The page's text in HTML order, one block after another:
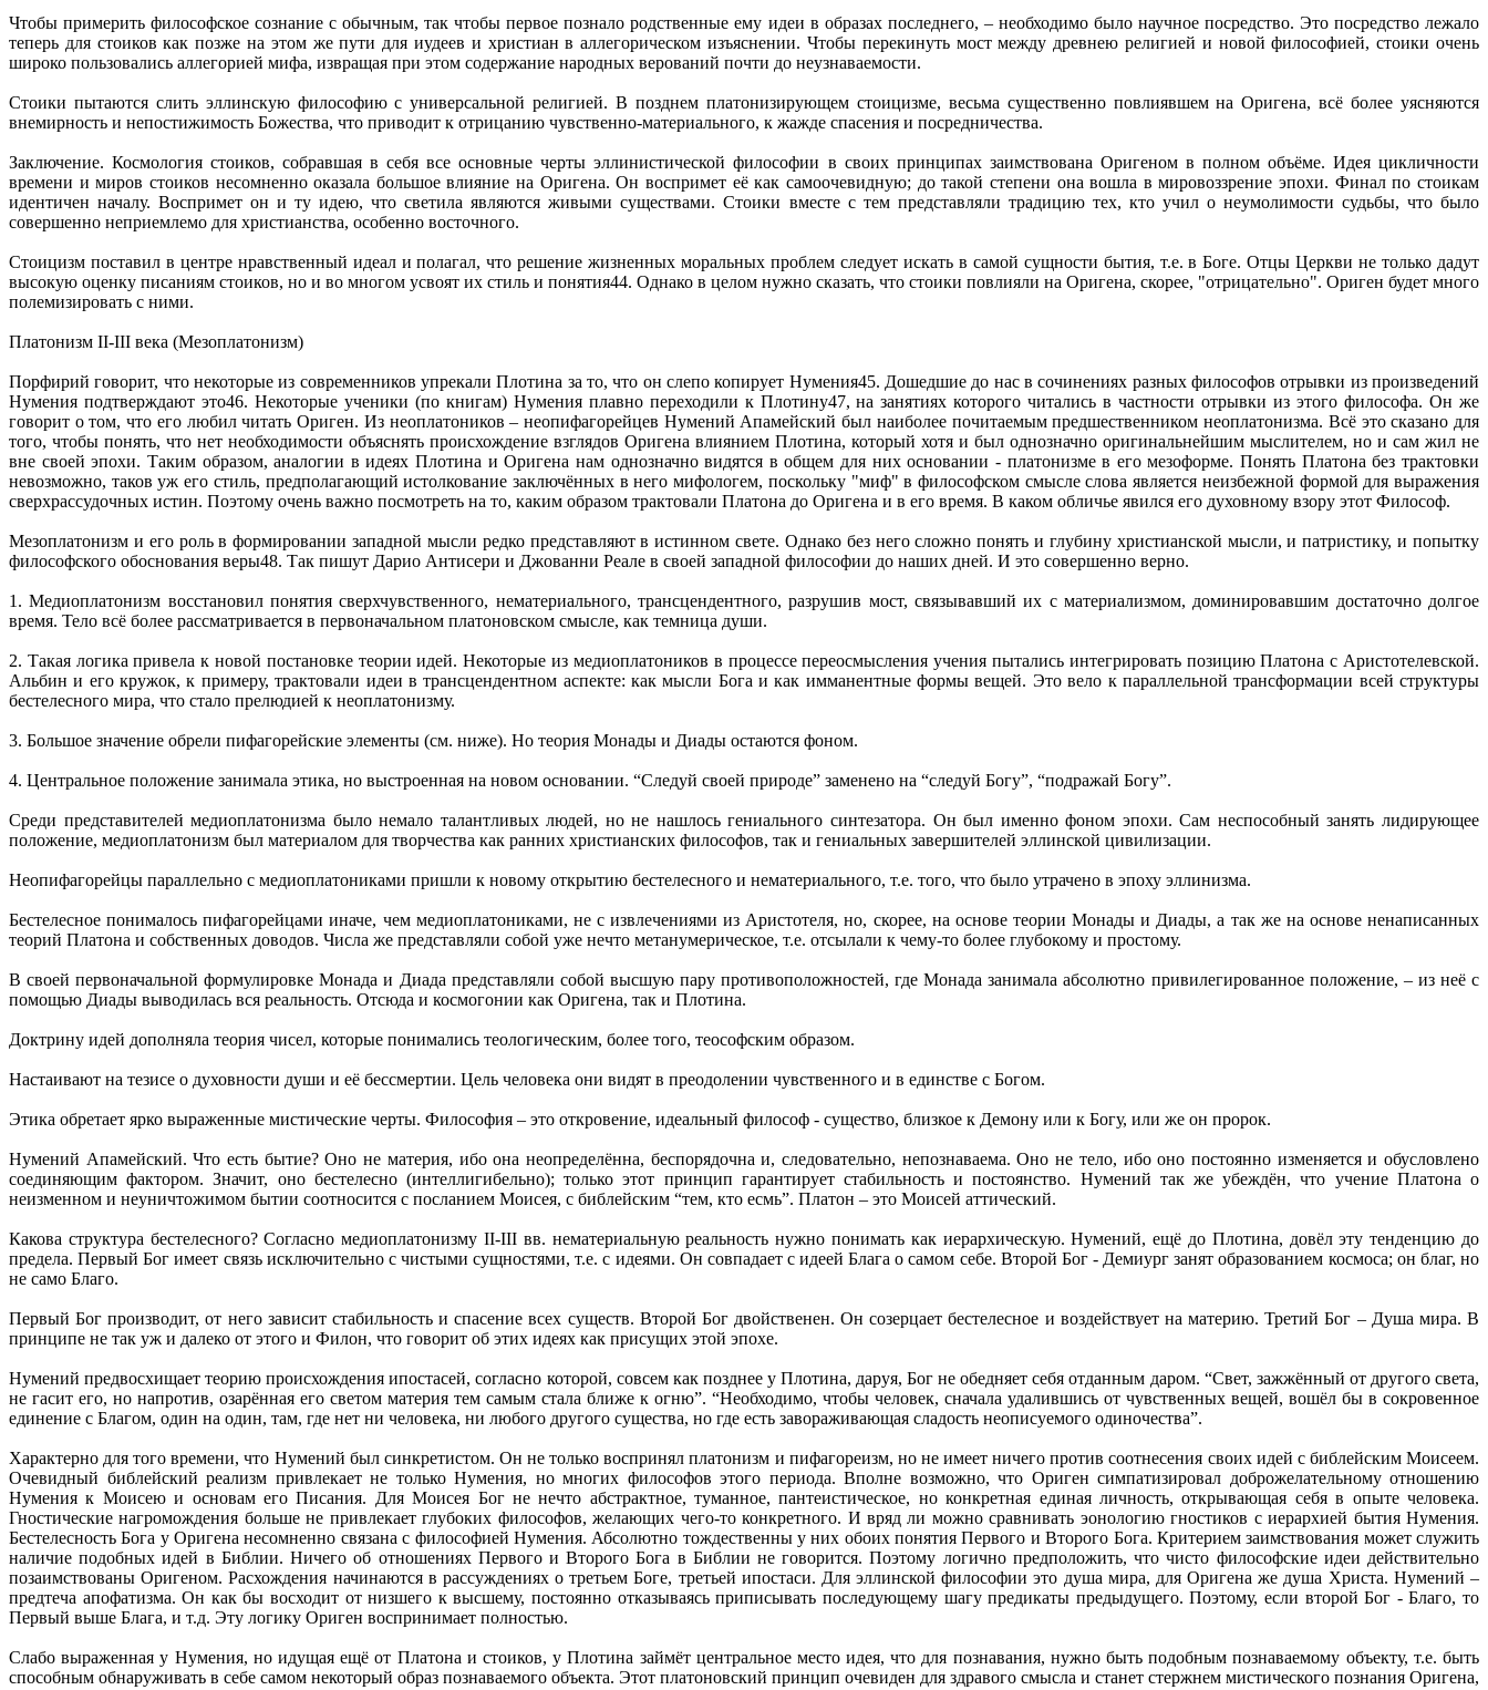
Чтобы примерить философское сознание с обычным, так чтобы первое познало родственные ему идеи в образах последнего, – необходимо было научное посредство. Это посредство лежало
теперь для стоиков как позже на этом же пути для иудеев и христиан в аллегорическом изъяснении. Чтобы перекинуть мост между древнею религией и новой философией, стоики очень
широко пользовались аллегорией мифа, извращая при этом содержание народных верований почти до неузнаваемости.
Стоики пытаются слить эллинскую философию с универсальной религией. В позднем платонизирующем стоицизме, весьма существенно повлиявшем на Оригена, всё более уясняются
внемирность и непостижимость Божества, что приводит к отрицанию чувственно-материального, к жажде спасения и посредничества.
Заключение. Космология стоиков, собравшая в себя все основные черты эллинистической философии в своих принципах заимствована Оригеном в полном объёме. Идея цикличности
времени и миров стоиков несомненно оказала большое влияние на Оригена. Он воспримет её как самоочевидную; до такой степени она вошла в мировоззрение эпохи. Финал по стоикам
идентичен началу. Воспримет он и ту идею, что светила являются живыми существами. Стоики вместе с тем представляли традицию тех, кто учил о неумолимости судьбы, что было
совершенно неприемлемо для христианства, особенно восточного.
Стоицизм поставил в центре нравственный идеал и полагал, что решение жизненных моральных проблем следует искать в самой сущности бытия, т.е. в Боге. Отцы Церкви не только дадут
высокую оценку писаниям стоиков, но и во многом усвоят их стиль и понятия44. Однако в целом нужно сказать, что стоики повлияли на Оригена, скорее, "отрицательно". Ориген будет много
полемизировать с ними.
Платонизм II-III века (Мезоплатонизм)
Порфирий говорит, что некоторые из современников упрекали Плотина за то, что он слепо копирует Нумения45. Дошедшие до нас в сочинениях разных философов отрывки из произведений
Нумения подтверждают это46. Некоторые ученики (по книгам) Нумения плавно переходили к Плотину47, на занятиях которого читались в частности отрывки из этого философа. Он же
говорит о том, что его любил читать Ориген. Из неоплатоников – неопифагорейцев Нумений Апамейский был наиболее почитаемым предшественником неоплатонизма. Всё это сказано для
того, чтобы понять, что нет необходимости объяснять происхождение взглядов Оригена влиянием Плотина, который хотя и был однозначно оригинальнейшим мыслителем, но и сам жил не
вне своей эпохи. Таким образом, аналогии в идеях Плотина и Оригена нам однозначно видятся в общем для них основании - платонизме в его мезоформе. Понять Платона без трактовки
невозможно, таков уж его стиль, предполагающий истолкование заключённых в него мифологем, поскольку "миф" в философском смысле слова является неизбежной формой для выражения
сверхрассудочных истин. Поэтому очень важно посмотреть на то, каким образом трактовали Платона до Оригена и в его время. В каком обличье явился его духовному взору этот Философ.
Мезоплатонизм и его роль в формировании западной мысли редко представляют в истинном свете. Однако без него сложно понять и глубину христианской мысли, и патристику, и попытку
философского обоснования веры48. Так пишут Дарио Антисери и Джованни Реале в своей западной философии до наших дней. И это совершенно верно.
1. Медиоплатонизм восстановил понятия сверхчувственного, нематериального, трансцендентного, разрушив мост, связывавший их с материализмом, доминировавшим достаточно долгое
время. Тело всё более рассматривается в первоначальном платоновском смысле, как темница души.
2. Такая логика привела к новой постановке теории идей. Некоторые из медиоплатоников в процессе переосмысления учения пытались интегрировать позицию Платона с Аристотелевской.
Альбин и его кружок, к примеру, трактовали идеи в трансцендентном аспекте: как мысли Бога и как имманентные формы вещей. Это вело к параллельной трансформации всей структуры
бестелесного мира, что стало прелюдией к неоплатонизму.
3. Большое значение обрели пифагорейские элементы (см. ниже). Но теория Монады и Диады остаются фоном.
4. Центральное положение занимала этика, но выстроенная на новом основании. “Следуй своей природе” заменено на “следуй Богу”, “подражай Богу”.
Среди представителей медиоплатонизма было немало талантливых людей, но не нашлось гениального синтезатора. Он был именно фоном эпохи. Сам неспособный занять лидирующее
положение, медиоплатонизм был материалом для творчества как ранних христианских философов, так и гениальных завершителей эллинской цивилизации.
Неопифагорейцы параллельно с медиоплатониками пришли к новому открытию бестелесного и нематериального, т.е. того, что было утрачено в эпоху эллинизма.
Бестелесное понималось пифагорейцами иначе, чем медиоплатониками, не с извлечениями из Аристотеля, но, скорее, на основе теории Монады и Диады, а так же на основе ненаписанных
теорий Платона и собственных доводов. Числа же представляли собой уже нечто метанумерическое, т.е. отсылали к чему-то более глубокому и простому.
В своей первоначальной формулировке Монада и Диада представляли собой высшую пару противоположностей, где Монада занимала абсолютно привилегированное положение, – из неё с
помощью Диады выводилась вся реальность. Отсюда и космогонии как Оригена, так и Плотина.
Доктрину идей дополняла теория чисел, которые понимались теологическим, более того, теософским образом.
Настаивают на тезисе о духовности души и её бессмертии. Цель человека они видят в преодолении чувственного и в единстве с Богом.
Этика обретает ярко выраженные мистические черты. Философия – это откровение, идеальный философ - существо, близкое к Демону или к Богу, или же он пророк.
Нумений Апамейский. Что есть бытие? Оно не материя, ибо она неопределённа, беспорядочна и, следовательно, непознаваема. Оно не тело, ибо оно постоянно изменяется и обусловлено
соединяющим фактором. Значит, оно бестелесно (интеллигибельно); только этот принцип гарантирует стабильность и постоянство. Нумений так же убеждён, что учение Платона о
неизменном и неуничтожимом бытии соотносится с посланием Моисея, с библейским “тем, кто есмь”. Платон – это Моисей аттический.
Какова структура бестелесного? Согласно медиоплатонизму II-III вв. нематериальную реальность нужно понимать как иерархическую. Нумений, ещё до Плотина, довёл эту тенденцию до
предела. Первый Бог имеет связь исключительно с чистыми сущностями, т.е. с идеями. Он совпадает с идеей Блага о самом себе. Второй Бог - Демиург занят образованием космоса; он благ, но
не само Благо.
Первый Бог производит, от него зависит стабильность и спасение всех существ. Второй Бог двойственен. Он созерцает бестелесное и воздействует на материю. Третий Бог – Душа мира. В
принципе не так уж и далеко от этого и Филон, что говорит об этих идеях как присущих этой эпохе.
Нумений предвосхищает теорию происхождения ипостасей, согласно которой, совсем как позднее у Плотина, даруя, Бог не обедняет себя отданным даром. “Свет, зажжённый от другого света,
не гасит его, но напротив, озарённая его светом материя тем самым стала ближе к огню”. “Необходимо, чтобы человек, сначала удалившись от чувственных вещей, вошёл бы в сокровенное
единение с Благом, один на один, там, где нет ни человека, ни любого другого существа, но где есть завораживающая сладость неописуемого одиночества”.
Характерно для того времени, что Нумений был синкретистом. Он не только воспринял платонизм и пифагореизм, но не имеет ничего против соотнесения своих идей с библейским Моисеем.
Очевидный библейский реализм привлекает не только Нумения, но многих философов этого периода. Вполне возможно, что Ориген симпатизировал доброжелательному отношению
Нумения к Моисею и основам его Писания. Для Моисея Бог не нечто абстрактное, туманное, пантеистическое, но конкретная единая личность, открывающая себя в опыте человека.
Гностические нагромождения больше не привлекает глубоких философов, желающих чего-то конкретного. И вряд ли можно сравнивать эонологию гностиков с иерархией бытия Нумения.
Бестелесность Бога у Оригена несомненно связана с философией Нумения. Абсолютно тождественны у них обоих понятия Первого и Второго Бога. Критерием заимствования может служить
наличие подобных идей в Библии. Ничего об отношениях Первого и Второго Бога в Библии не говорится. Поэтому логично предположить, что чисто философские идеи действительно
позаимствованы Оригеном. Расхождения начинаются в рассуждениях о третьем Боге, третьей ипостаси. Для эллинской философии это душа мира, для Оригена же душа Христа. Нумений –
предтеча апофатизма. Он как бы восходит от низшего к высшему, постоянно отказываясь приписывать последующему шагу предикаты предыдущего. Поэтому, если второй Бог - Благо, то
Первый выше Блага, и т.д. Эту логику Ориген воспринимает полностью.
Слабо выраженная у Нумения, но идущая ещё от Платона и стоиков, у Плотина займёт центральное место идея, что для познавания, нужно быть подобным познаваемому объекту, т.е. быть
способным обнаруживать в себе самом некоторый образ познаваемого объекта. Этот платоновский принцип очевиден для здравого смысла и станет стержнем мистического познания Оригена,